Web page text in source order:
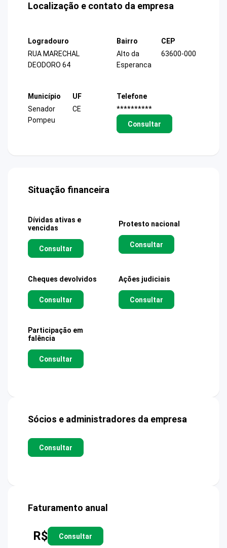
Localização e contato da empresa
Logradouro
RUA MARECHAL
DEODORO 64
Bairro
Alto da
Esperanca
CEP
63600-000
Município
Senador
Pompeu
UF
CE
Telefone
**********
Consultar
Situação financeira
Dívidas ativas e
vencidas
Consultar
Protesto nacional
Consultar
Cheques devolvidos
Consultar
Ações judiciais
Consultar
Participação em
falência
Consultar
Sócios e administradores da empresa
Consultar
Faturamento anual
R$ Consultar